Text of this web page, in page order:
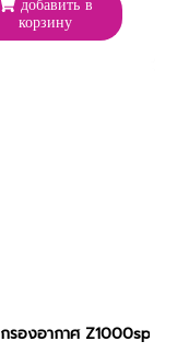
добавить в
корзину
รองอากาศ